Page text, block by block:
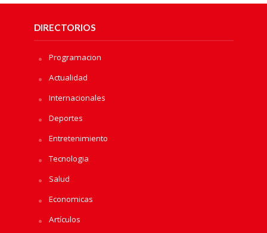
DIRECTORIOS
Programacion
Actualidad
Internacionales
Deportes
Entretenimiento
Tecnologia
Salud
Economicas
Artículos